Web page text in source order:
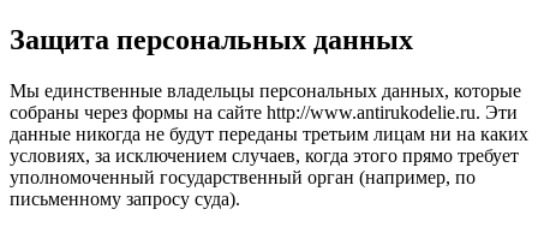
Защита персональных данных
Мы единственные владельцы персональных данных, которые
собраны через формы на сайте http://www.antirukodelie.ru. Эти
данные никогда не будут переданы третьим лицам ни на каких
условиях, за исключением случаев, когда этого прямо требует
уполномоченный государственный орган (например, по
письменному запросу суда).